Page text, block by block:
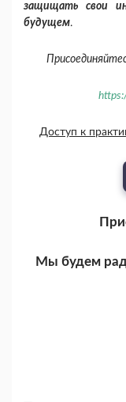
защищать свои
будущем.
Доступ к
Мы будем